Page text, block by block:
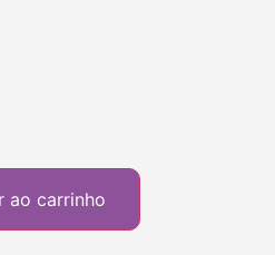
ao carrinho